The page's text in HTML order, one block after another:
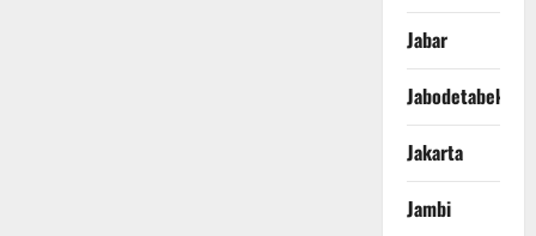
Jabar
Jabodetabek
Jakarta
Jambi